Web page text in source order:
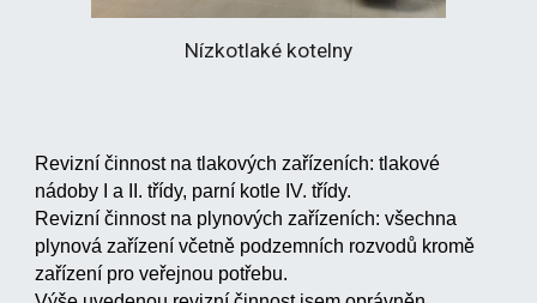
Nízkotlaké kotelny
Revizní činnost na tlakových zařízeních: tlakové
nádoby I a II. třídy, parní kotle IV. třídy.
Revizní činnost na plynových zařízeních: všechna
plynová zařízení včetně podzemních rozvodů kromě
zařízení pro veřejnou potřebu.